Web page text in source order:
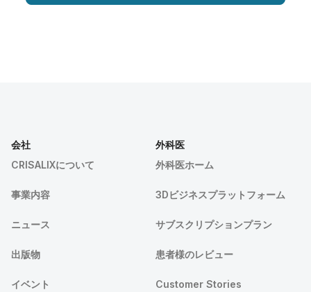
会社
CRISALIXについて
事業内容
ニュース
出版物
イベント
外科医
外科医ホーム
3Dビジネスプラットフォーム
サブスクリプションプラン
患者様のレビュー
Customer Stories